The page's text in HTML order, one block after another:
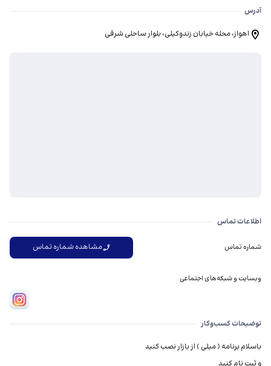
آدرس
اهواز، محله خیابان زندوکیلی، بلوار ساحلی شرقی
اطلاعات تماس
شماره تماس مشاهده شماره تماس
وبسایت و شبکه‌های اجتماعی
توضیحات کسب‌وکار